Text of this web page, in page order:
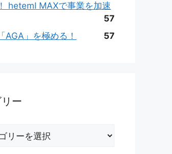
heteml MAXで事業を加速
57
AGA」を極める！
57
ー